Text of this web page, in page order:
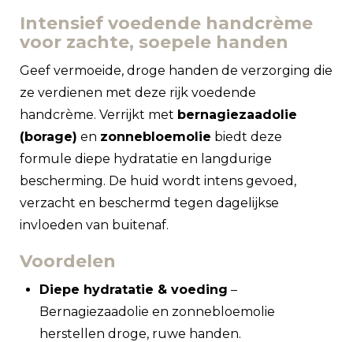
Intensief voedende handcrème
voor zachte, soepele handen
Geef vermoeide, droge handen de verzorging die
ze verdienen met deze rijk voedende
handcrème. Verrijkt met bernagiezaadolie
(borage) en zonnebloemolie biedt deze
formule diepe hydratatie en langdurige
bescherming. De huid wordt intens gevoed,
verzacht en beschermd tegen dagelijkse
invloeden van buitenaf.
Voordelen
Diepe hydratatie & voeding –
Bernagiezaadolie en zonnebloemolie
herstellen droge, ruwe handen.